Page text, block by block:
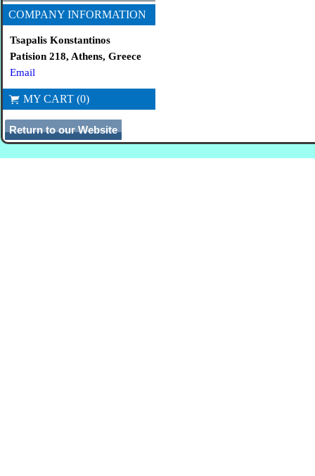
COMPANY INFORMATION
Tsapalis Konstantinos
Patision 218, Athens, Greece
Email
MY CART (0)